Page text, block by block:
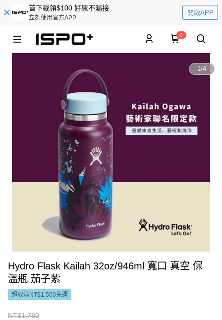
首下載領$100 好康不漏接
立刻使用官方APP
開啟APP
0
1/4
Hydro Flask Kailah 32oz/946ml 寬口 真空 保
溫瓶 茄子紫
超取滿NT$1,500免運
NT$1,780